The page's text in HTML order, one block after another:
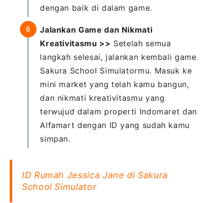
dengan baik di dalam game.
Jalankan Game dan Nikmati
Kreativitasmu >> Setelah semua
langkah selesai, jalankan kembali game
Sakura School Simulatormu. Masuk ke
mini market yang telah kamu bangun,
dan nikmati kreativitasmu yang
terwujud dalam properti Indomaret dan
Alfamart dengan ID yang sudah kamu
simpan.
ID Rumah Jessica Jane di Sakura
School Simulator